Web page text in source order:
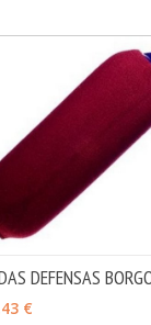
DEFENSAS
€